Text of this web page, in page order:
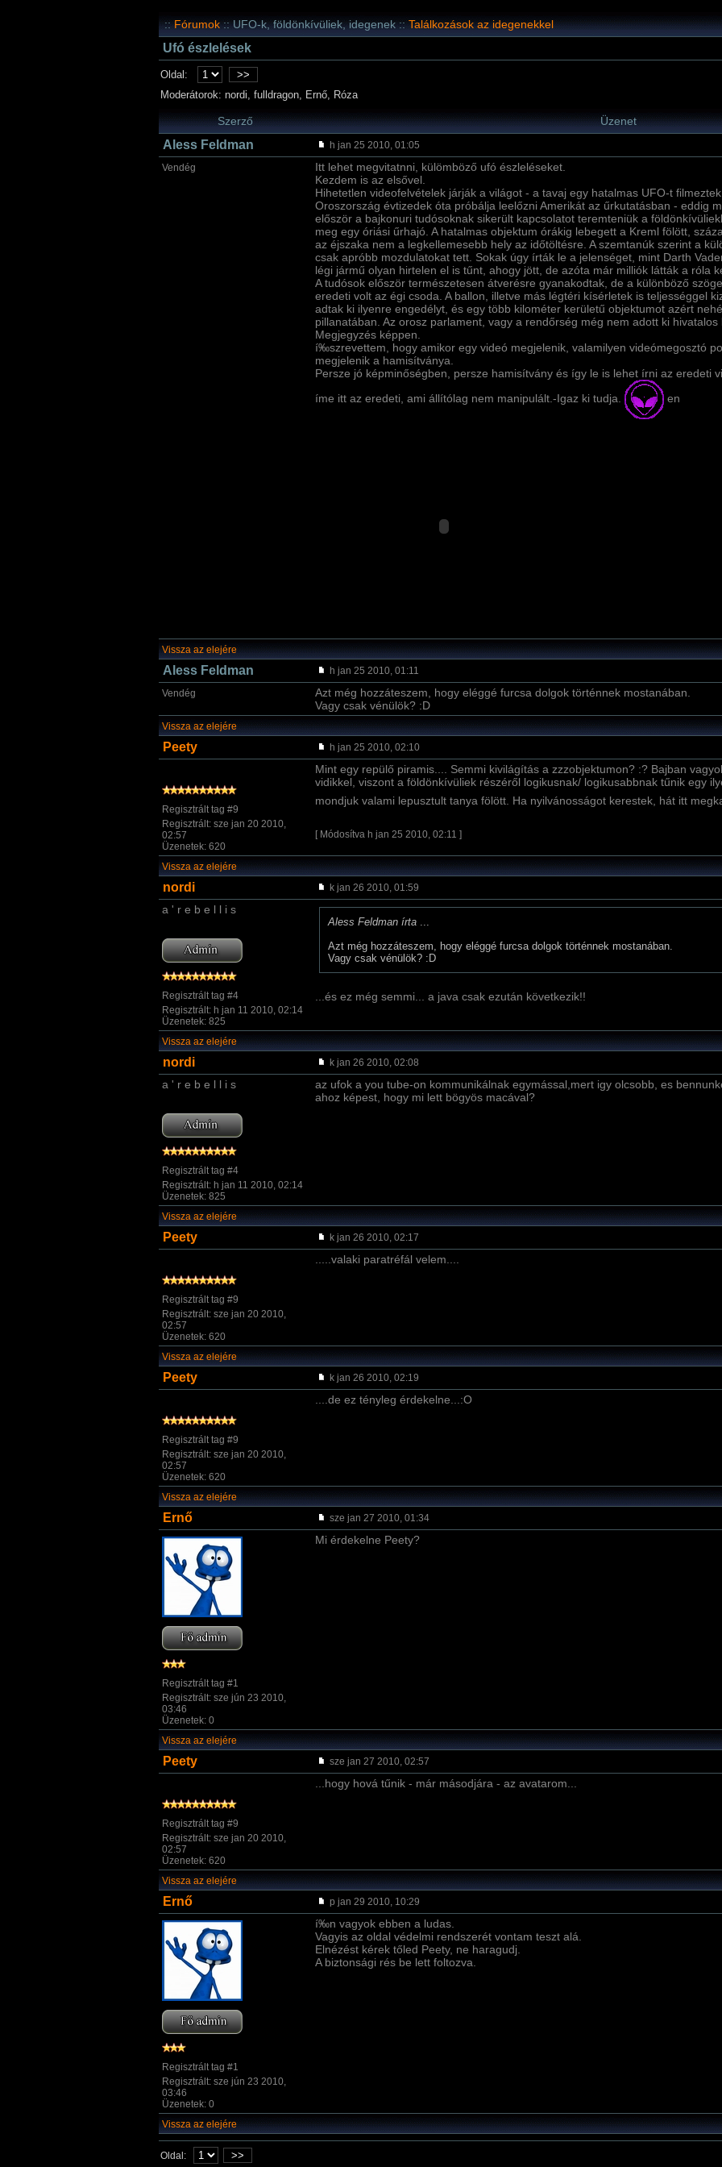
::Fórumok:: UFO-k, földönkívüliek, idegenek ::Találkozások az idegenekkel
Ufó észlelések
Oldal:
>>
Moderátorok: nordi, fulldragon, Ernő, Róza
Szerző Üzenet
Aless Feldman
h jan 25 2010, 01:05
Vendég
Itt lehet megvitatnni, külömböző ufó észleléseket.
Kezdem is az elsővel.
Hihetetlen videofelvételek járják a világot - a tavaj egy hatalmas UFO-t
Oroszország évtizedek óta próbálja leelőzni Amerikát az űrkutatásban - eddig
először a bajkonuri tudósoknak sikerült kapcsolatot teremteniük a
meg egy óriási űrhajó. A hatalmas objektum órákig lebegett a Kreml fölött,
az éjszaka nem a legkellemesebb hely az időtöltésre. A szemtanúk szerint a
csak apróbb mozdulatokat tett. Sokak úgy í­rták le a jelenséget, mint Darth
légi jármű olyan hirtelen el is tűnt, ahogy jött, de azóta már milliók látták a róla
A tudósok először természetesen átverésre gyanakodtak, de a különböző
eredeti volt az égi csoda. A ballon, illetve más légtéri kí­sérletek is teljességgel
adtak ki ilyenre engedélyt, és egy több kilométer kerületű objektumot azért
pillanatában. Az orosz parlament, vagy a rendőrség még nem adott ki hivatalos
Megjegyzés képpen.
í‰szrevettem, hogy amikor egy videó megjelenik, valamilyen videómegosztó
megjelenik a hamisí­tványa.
Persze jó képminőségben, persze hamisí­tvány és í­gy le is lehet í­rni az eredeti
íme itt az eredeti, ami állí­tólag nem manipulált.-Igaz ki tudja.
en
Vissza az elejére
Aless Feldman
h jan 25 2010, 01:11
Vendég
Azt még hozzáteszem, hogy eléggé furcsa dolgok történnek mostanában.
Vagy csak vénülök? :D
Vissza az elejére
Peety h jan 25 2010, 02:10
Regisztrált tag #9
Regisztrált: sze jan 20 2010,
02:57
Üzenetek: 620
Mint egy repülő piramis.... Semmi kivilágí­tás a zzzobjektumon? :? Bajban
vidikkel, viszont a földönkí­vüliek részéről logikusnak/ logikusabbnak tűnik egy
mondjuk valami lepusztult tanya fölött. Ha nyilvánosságot kerestek, hát itt
[ Módosítva h jan 25 2010, 02:11 ]
Vissza az elejére
nordi k jan 26 2010, 01:59
a ' r e b e l l i s
Regisztrált tag #4
Regisztrált: h jan 11 2010, 02:14
Üzenetek: 825
Aless Feldman írta ...
Azt még hozzáteszem, hogy eléggé furcsa dolgok történnek mostanában.
Vagy csak vénülök? :D
...és ez még semmi... a java csak ezután következik!!
Vissza az elejére
nordi k jan 26 2010, 02:08
a ' r e b e l l i s
Regisztrált tag #4
Regisztrált: h jan 11 2010, 02:14
Üzenetek: 825
az ufok a you tube-on kommunikálnak egymással,mert igy olcsobb, es
ahoz képest, hogy mi lett bögyös macával?
Vissza az elejére
Peety k jan 26 2010, 02:17
Regisztrált tag #9
Regisztrált: sze jan 20 2010,
02:57
Üzenetek: 620
.....valaki paratréfál velem....
Vissza az elejére
Peety k jan 26 2010, 02:19
Regisztrált tag #9
Regisztrált: sze jan 20 2010,
02:57
Üzenetek: 620
....de ez tényleg érdekelne...:O
Vissza az elejére
Ernő sze jan 27 2010, 01:34
Regisztrált tag #1
Regisztrált: sze jún 23 2010,
03:46
Üzenetek: 0
Mi érdekelne Peety?
Vissza az elejére
Peety sze jan 27 2010, 02:57
Regisztrált tag #9
Regisztrált: sze jan 20 2010,
02:57
Üzenetek: 620
...hogy hová tűnik - már másodjára - az avatarom...
Vissza az elejére
Ernő p jan 29 2010, 10:29
Regisztrált tag #1
Regisztrált: sze jún 23 2010,
03:46
Üzenetek: 0
í‰n vagyok ebben a ludas.
Vagyis az oldal védelmi rendszerét vontam teszt alá.
Elnézést kérek tőled Peety, ne haragudj.
A biztonsági rés be lett foltozva.
Vissza az elejére
Oldal: >>